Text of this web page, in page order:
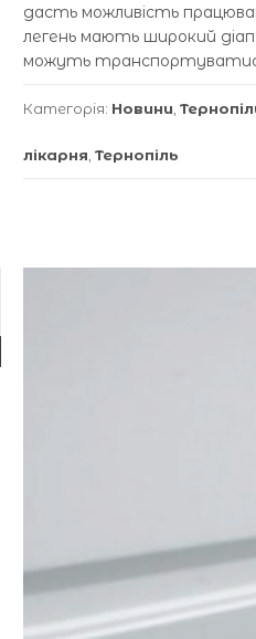
дасть можливість
легень мають широкий
можуть
Категорія: Новини
лікарня Тернопіль